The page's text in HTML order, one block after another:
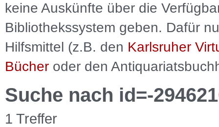
keine Auskünfte über die
Bibliothekssystem geben. Dafür
Hilfsmittel (z.B. den Karlsruher
Bücher oder den
Suche nach id=-
1 Treffer